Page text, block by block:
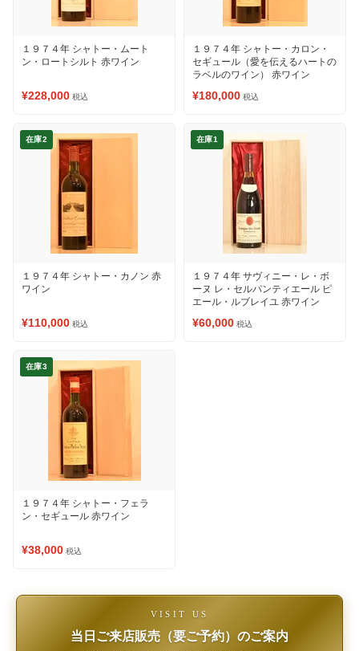
１９７４年 シャトー・ムート
ン・ロートシルト 赤ワイン
¥228,000 税込
１９７４年 シャトー・カロン・
セギュール（愛を伝えるハートの
ラベルのワイン） 赤ワイン
¥180,000 税込
在庫2
１９７４年 シャトー・カノン 赤
ワイン
¥110,000 税込
在庫1
１９７４年 サヴィニー・レ・ボ
ーヌ レ・セルパンティエール ピ
エール・ルブレイユ 赤ワイン
¥60,000 税込
在庫3
１９７４年 シャトー・フェラ
ン・セギュール 赤ワイン
¥38,000 税込
VISIT US
当日ご来店販売（要ご予約）のご案内